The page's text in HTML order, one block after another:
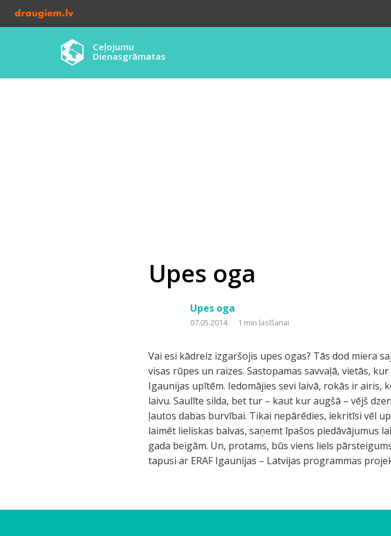
Ceļojumu
Dienasgrāmatas
Upes oga
Upes oga
07.05.2014 1 min lasīšanai
Vai esi kādreiz izgaršojis upes ogas? Tās dod miera
visas rūpes un raizes. Sastopamas savvaļā, vietās,
Igaunijas upītēm. Iedomājies sevi laivā, rokās ir airis,
laivu. Saulīte silda, bet tur – kaut kur augšā – vējš
ļautos dabas burvībai. Tikai nepārēdies, iekritīsi vēl
laimēt lieliskas balvas, saņemt īpašos piedāvājumus
gada beigām. Un, protams, būs viens liels
tapusi ar ERAF Igaunijas – Latvijas programmas